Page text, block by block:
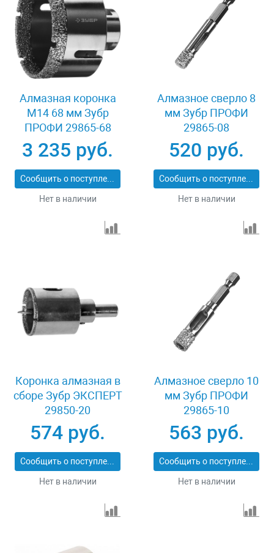
Алмазная коронка
М14 68 мм Зубр
ПРОФИ 29865-68
3 235 руб.
Сообщить о поступлении
Нет в наличии
Алмазное сверло 8
мм Зубр ПРОФИ
29865-08
520 руб.
Сообщить о поступлении
Нет в наличии
Коронка алмазная в
сборе Зубр ЭКСПЕРТ
29850-20
574 руб.
Сообщить о поступлении
Нет в наличии
Алмазное сверло 10
мм Зубр ПРОФИ
29865-10
563 руб.
Сообщить о поступлении
Нет в наличии